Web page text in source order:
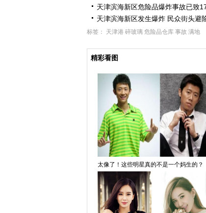
天津滨海新区危险品爆炸事故已致
天津滨海新区发生爆炸 民众街头避
标签： 天津港 碎玻璃 危险品仓库 事故 满地
精彩看图
太像了！这些明星真的不是一个妈生的？